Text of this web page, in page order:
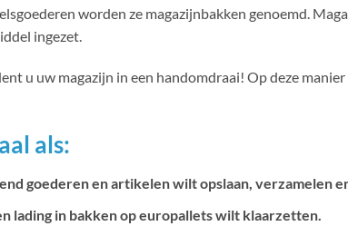
worden ze magazijnbakken genoemd.
ingezet.
u uw magazijn in een handomdraai! Op deze
als:
goederen en artikelen wilt opslaan, verzamelen
lading in bakken op europallets wilt klaarzetten.